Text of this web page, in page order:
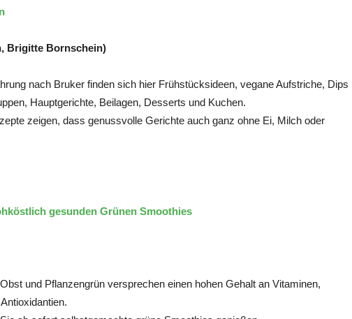
Brigitte Bornschein)
nach Bruker finden sich hier Frühstücksideen, vegane Aufstriche, Dips
Hauptgerichte, Beilagen, Desserts und Kuchen.
zeigen, dass genussvolle Gerichte auch ganz ohne Ei, Milch oder
gesunden Grünen Smoothies
und Pflanzengrün versprechen einen hohen Gehalt an Vitaminen,